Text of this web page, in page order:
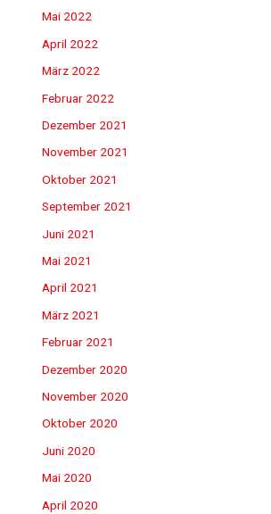
Mai 2022
April 2022
März 2022
Februar 2022
Dezember 2021
November 2021
Oktober 2021
September 2021
Juni 2021
Mai 2021
April 2021
März 2021
Februar 2021
Dezember 2020
November 2020
Oktober 2020
Juni 2020
Mai 2020
April 2020